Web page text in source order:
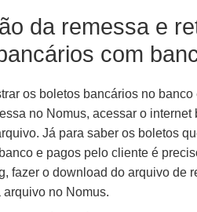
da remessa e
com
os boletos bancários no
no Nomus, acessar o internet
Já para saber os boletos
e pagos pelo cliente é
fazer o download do arquivo de
arquivo no Nomus.